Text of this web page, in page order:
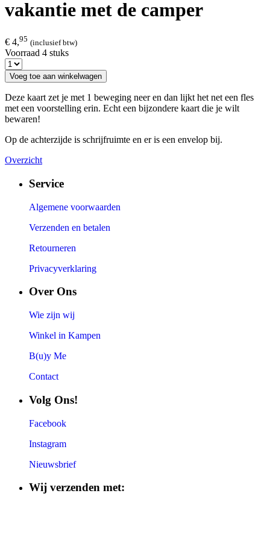
vakantie met de camper
€ 4,95 (inclusief btw)
Voorraad 4 stuks
Voeg toe aan winkelwagen
Deze kaart zet je met 1 beweging neer en dan lijkt het net een fles
met een voorstelling erin. Echt een bijzondere kaart die je wilt
bewaren!
Op de achterzijde is schrijfruimte en er is een envelop bij.
Overzicht
Service
Algemene voorwaarden
Verzenden en betalen
Retourneren
Privacyverklaring
Over Ons
Wie zijn wij
Winkel in Kampen
B(u)y Me
Contact
Volg Ons!
Facebook
Instagram
Nieuwsbrief
Wij verzenden met: